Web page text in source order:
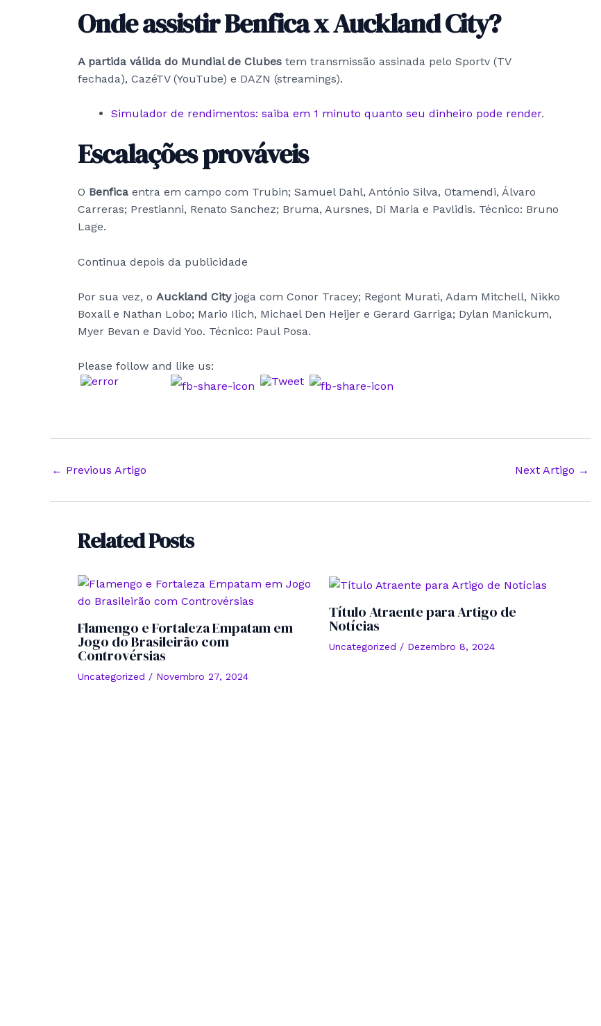
Onde assistir Benfica x Auckland City?
A partida válida do Mundial de Clubes tem transmissão assinada pelo Sportv (TV
fechada), CazéTV (YouTube) e DAZN (streamings).
Simulador de rendimentos: saiba em 1 minuto quanto seu dinheiro pode render.
Escalações prováveis
O Benfica entra em campo com Trubin; Samuel Dahl, António Silva, Otamendi, Álvaro
Carreras; Prestianni, Renato Sanchez; Bruma, Aursnes, Di Maria e Pavlidis. Técnico: Bruno
Lage.
Continua depois da publicidade
Por sua vez, o Auckland Cityjoga com Conor Tracey; Regont Murati, Adam Mitchell, Nikko
Boxall e Nathan Lobo; Mario Ilich, Michael Den Heijer e Gerard Garriga; Dylan Manickum,
Myer Bevan e David Yoo. Técnico: Paul Posa.
Please follow and like us:
Post
← Previous Artigo Next Artigo →
Related Posts
Flamengo e Fortaleza Empatam em
Jogo do Brasileirão com
Controvérsias
Uncategorized / Novembro 27, 2024
Título Atraente para Artigo de
Notícias
Uncategorized / Dezembro 8, 2024